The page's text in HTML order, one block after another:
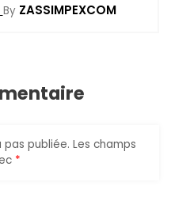
By ZASSIMPEXCOM
publiée. Les champs
*